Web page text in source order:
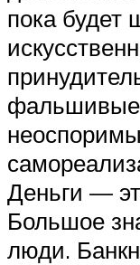
пока будет
фальшивые
Деньги —
Большое
люди.